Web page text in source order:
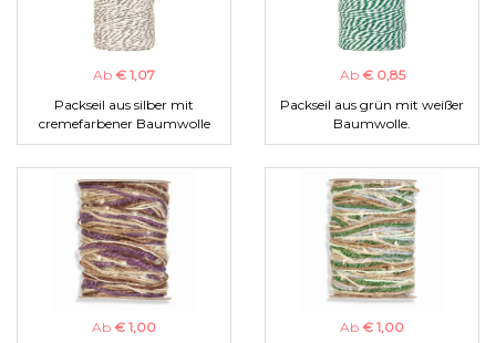
Ab € 1,07
Packseil aus silber mit
cremefarbener Baumwolle
Ab € 0,85
Packseil aus grün mit weißer
Baumwolle.
Ab € 1,00
Ab € 1,00